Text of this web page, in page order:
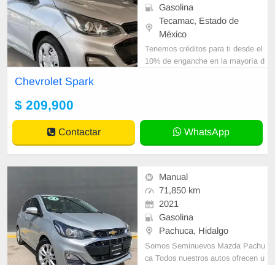
Gasolina
Tecamac, Estado de
México
Tenemos créditos para ti desde el
10% de enganche en la mayoría d
Chevrolet Spark
$ 209,900
Contactar WhatsApp
Manual
71,850 km
2021
Gasolina
Pachuca, Hidalgo
Somos Seminuevos Mazda Pachu
ca Todos nuestros autos ofrecen u